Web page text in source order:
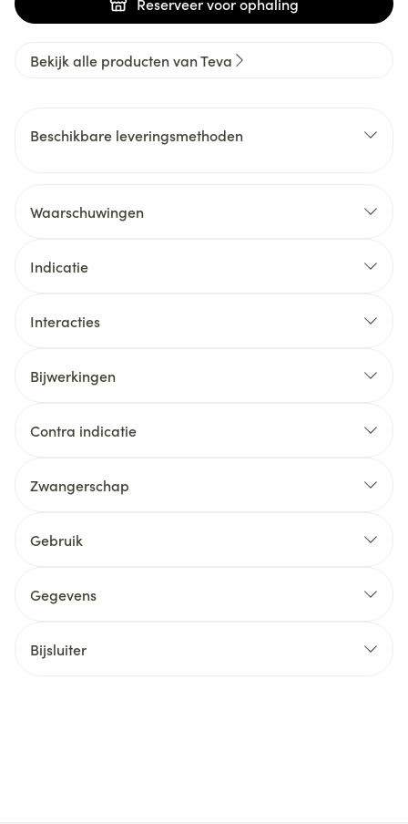
Bekijk alle producten van Teva
Beschikbare leveringsmethoden
Waarschuwingen
Indicatie
Interacties
Bijwerkingen
Contra indicatie
Zwangerschap
Gebruik
Gegevens
Bijsluiter